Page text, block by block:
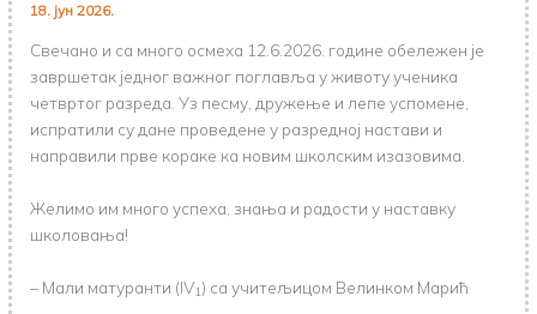
18. јун 2026.
Свечано и са много осмеха 12.6.2026. године обележен је
завршетак једног важног поглавља у животу ученика
четвртог разреда. Уз песму, дружење и лепе успомене,
испратили су дане проведене у разредној настави и
направили прве кораке ка новим школским изазовима.
Желимо им много успеха, знања и радости у наставку
школовања!
– Мали матуранти (IV1) са учитељицом Велинком Марић